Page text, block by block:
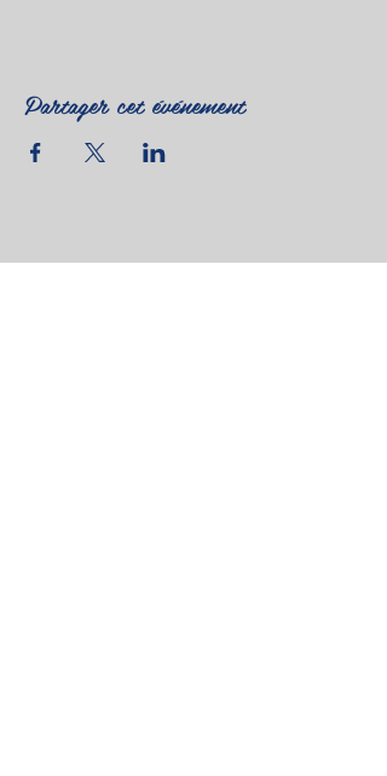
Partager cet événement